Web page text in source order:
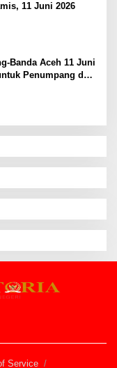
11 Juni 2026
Banda Aceh 11 Juni
Penumpang dan
Service